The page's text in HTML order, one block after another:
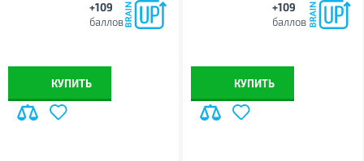
+109
баллов
КУПИТЬ
+109
баллов
КУПИТЬ